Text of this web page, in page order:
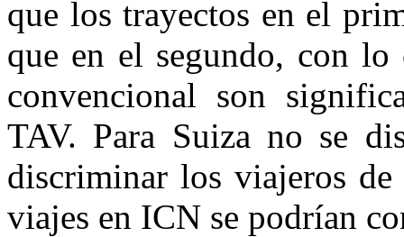
que los trayectos en el
que en el segundo, con
convencional son
TAV. Para Suiza no se
discriminar los viajeros
viajes en ICN se podrían